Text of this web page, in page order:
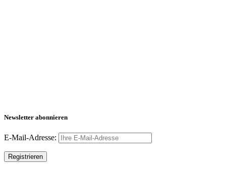
Newsletter abonnieren
E-Mail-Adresse: